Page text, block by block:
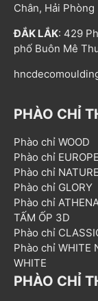
Chân, Hải Phòng
ĐẮK LẮK: 429
phố Buôn Mê
PHÀO CHỈ
Phào chỉ WOOD
Phào chỉ
Phào chỉ NATURE
Phào chỉ GLORY
Phào chỉ
TẤM ỐP 3D
Phào chỉ
Phào chỉ WHITE
WHITE
PHÀO CHỈ